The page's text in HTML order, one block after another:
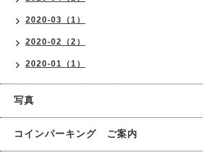
2020-03（1）
2020-02（2）
2020-01（1）
写真
コインパーキング ご案内